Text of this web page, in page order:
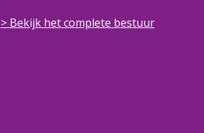
> Bekijk het complete bestuur